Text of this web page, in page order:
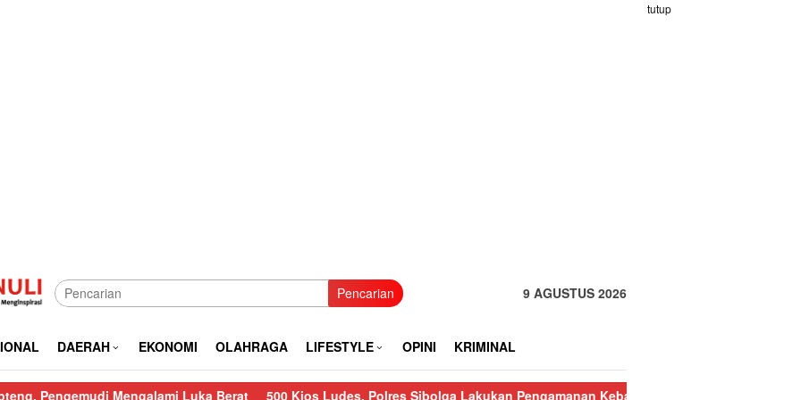
tutup
Pencarian 9 AGUSTUS 2026
DAERAH EKONOMI OLAHRAGA LIFESTYLE OPINI KRIMINAL
Mengalami Luka Berat 500 Kios Ludes, Polres Sibolga Lakukan Pengamanan Kebakaran Pasar Nauli